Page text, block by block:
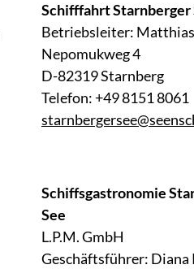
Schifffahrt Starnberger
Betriebsleiter:
Nepomukweg 4
D-82319 Starnberg
Telefon: +49 8151 8061
Schiffsgastronomie
See
L.P.M. GmbH
Geschäftsführer: Diana